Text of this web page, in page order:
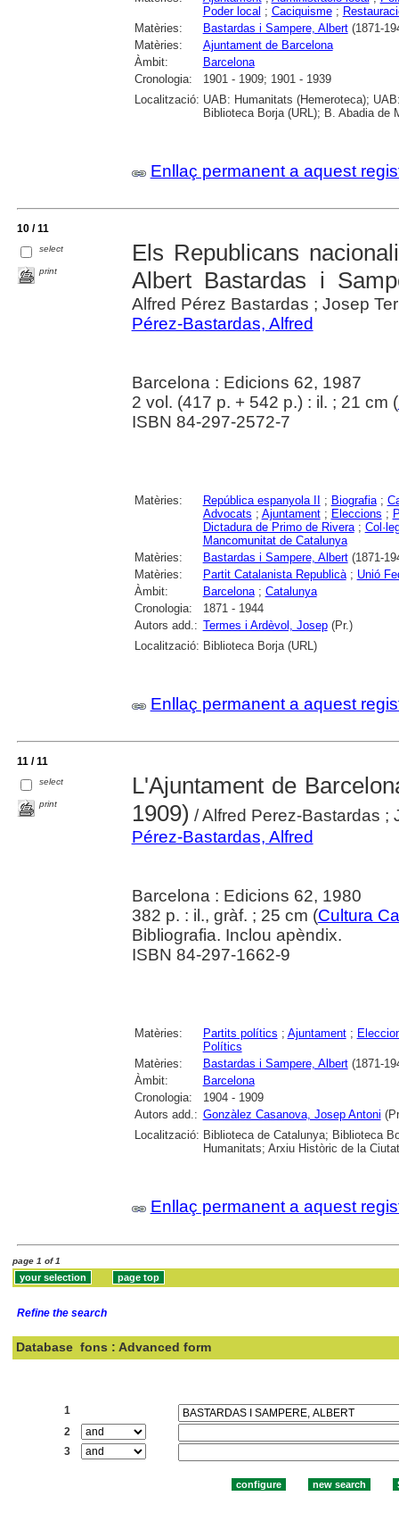
Poder local ; Caciquisme;
Matèries:
Bastardas i Sampere, Albert(1871-
Matèries:
Ajuntament de Barcelona
Àmbit:
Barcelona
Cronologia:
1901 - 1909; 1901 - 1939
Localització: UAB: Humanitats (Hemeroteca);
Biblioteca Borja (URL); B. Abadia de
Enllaç permanent a aquest
10 / 11
select
print
Els Republicans
Albert Bastardas i
Alfred Pérez Bastardas ; Josep
Pérez-Bastardas, Alfred
Barcelona : Edicions 62, 1987
2 vol. (417 p. + 542 p.) : il. ; 21 cm (
ISBN 84-297-2572-7
Matèries: República espanyola II ; Biografia;
Advocats ; Ajuntament; Eleccions ;
Dictadura de Primo de Rivera;
Mancomunitat de Catalunya
Matèries:
Bastardas i Sampere, Albert(1871-
Matèries:
Partit Catalanista Republicà; Unió
Àmbit:
Barcelona; Catalunya
Cronologia:
1871 - 1944
Autors add.: Termes i Ardèvol, Josep(Pr.)
Localització: Biblioteca Borja (URL)
Enllaç permanent a aquest
11 / 11
select
print
L'Ajuntament de
1909) / Alfred Perez-Bastardas ;
Pérez-Bastardas, Alfred
Barcelona : Edicions 62, 1980
382 p. : il., gràf. ; 25 cm (Cultura
Bibliografia. Inclou apèndix.
ISBN 84-297-1662-9
Matèries: Partits polítics ; Ajuntament;
Polítics
Matèries:
Bastardas i Sampere, Albert(1871-
Àmbit:
Barcelona
Cronologia:
1904 - 1909
Autors add.: Gonzàlez Casanova, Josep Antoni
Localització: Biblioteca de Catalunya; Biblioteca
Humanitats; Arxiu Històric de la
Enllaç permanent a aquest
page 1 of 1
Refine the search
Database fons : Advanced form
1
2
3